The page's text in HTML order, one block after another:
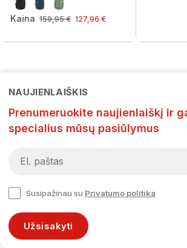
Kaina 159,95 € 127,96 €
NAUJIENLAIŠKIS
Prenumeruokite naujienlaiškį ir
specialius mūsų pasiūlymus
Susipažinau su Privatumo politika
Užsisakyti